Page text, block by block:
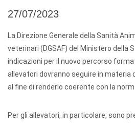
27/07/2023
La Direzione Generale della Sanità
veterinari (DGSAF) del Ministero della
indicazioni per il nuovo percorso
allevatori dovranno seguire in materia
al fine di renderlo coerente con la
Per gli allevatori, in particolare, sono